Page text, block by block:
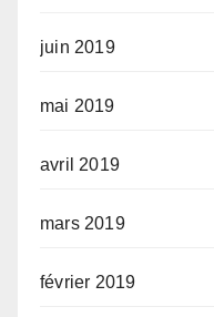
juin 2019
mai 2019
avril 2019
mars 2019
février 2019